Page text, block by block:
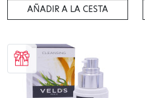
AÑADIR A LA CESTA